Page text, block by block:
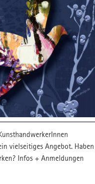
vielseitiges Angebot. Haben
Infos + Anmeldungen